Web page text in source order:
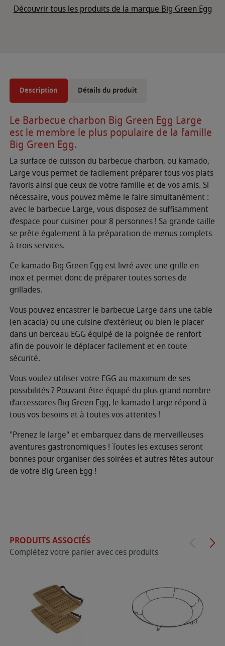
Découvrir tous les produits de la marque Big Green Egg
Description Détails du produit
Le Barbecue charbon Big Green Egg Large
est le membre le plus populaire de la famille
Big Green Egg.
La surface de cuisson du barbecue charbon, ou kamado,
Large vous permet de facilement préparer tous vos plats
favoris ainsi que ceux de votre famille et de vos amis. Si
nécessaire, vous pouvez même le faire simultanément :
avec le barbecue Large, vous disposez de suffisamment
d’espace pour cuisiner pour 8 personnes ! Sa grande taille
se prête également à la préparation de menus complets
à trois services.
Ce kamado Big Green Egg est livré avec une grille en
inox et permet donc de préparer toutes sortes de
grillades.
Vous pouvez encastrer le barbecue Large dans une table
(en acacia) ou une cuisine d’extérieur, ou bien le placer
dans un berceau EGG équipé de la poignée de renfort
afin de pouvoir le déplacer facilement et en toute
sécurité.
Vous voulez utiliser votre EGG au maximum de ses
possibilités ? Pouvant être équipé du plus grand nombre
d’accessoires Big Green Egg, le kamado Large répond à
tous vos besoins et à toutes vos attentes !
"Prenez le large" et embarquez dans de merveilleuses
aventures gastronomiques ! Toutes les excuses seront
bonnes pour organiser des soirées et autres fêtes autour
de votre Big Green Egg !
PRODUITS ASSOCIÉS
Complétez votre panier avec ces produits